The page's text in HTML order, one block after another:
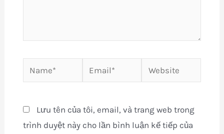
Name* Email* Website
Lưu tên của tôi, email, và trang web trong
trình duyệt này cho lần bình luận kế tiếp của